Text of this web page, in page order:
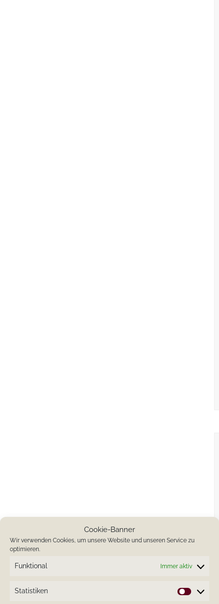
Cookie-Banner
Wir verwenden Cookies, um unsere Website und unseren Service zu
optimieren.
Funktional Immer aktiv
Statistiken